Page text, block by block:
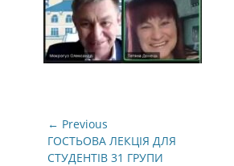
Навігація
записів
← Previous
Previous
post:
ГОСТЬОВА ЛЕКЦІЯ ДЛЯ
СТУДЕНТІВ 31 ГРУПИ